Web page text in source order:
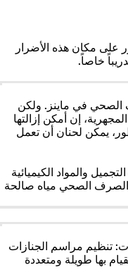
وللعثور على مكان هذه الأضرار
الصحي في ماينز. ولكن
إن أمكن إزالتها
هذا المنظور، يمكن لحنان أن تعمل
والمواد الكيميائية
الصرف الصحي مياه صالحة
تنظيم مراسم الجنازات
بها طويلة ومتعددة